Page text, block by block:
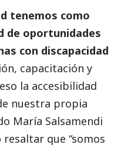
tenemos como
de oportunidades
con discapacidad
capacitación y
la accesibilidad
nuestra propia
María Salsamendi
que “somos